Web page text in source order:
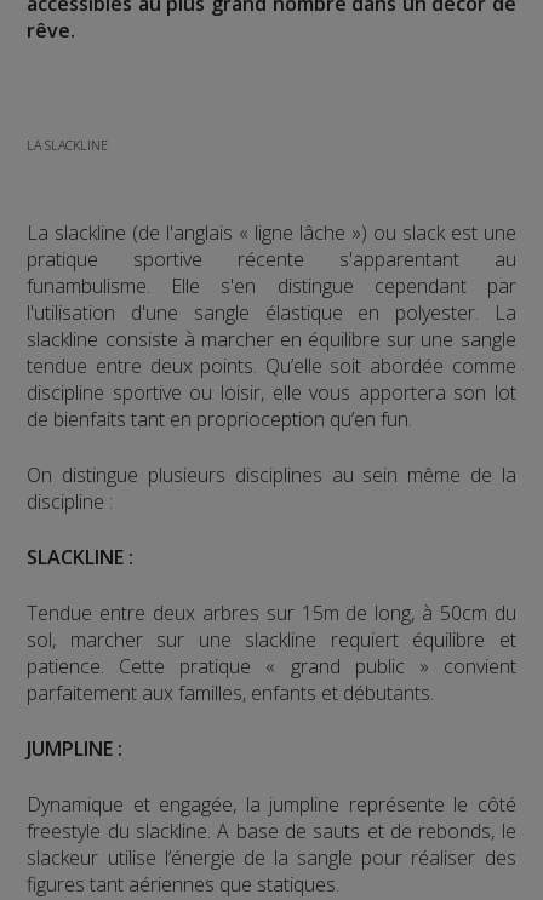
rêve.
LA SLACKLINE
La slackline (de l'anglais « ligne lâche ») ou slack est une
pratique sportive récente s'apparentant au
funambulisme. Elle s'en distingue cependant par
l'utilisation d'une sangle élastique en polyester. La
slackline consiste à marcher en équilibre sur une sangle
tendue entre deux points. Qu’elle soit abordée comme
discipline sportive ou loisir, elle vous apportera son lot
de bienfaits tant en proprioception qu’en fun.
On distingue plusieurs disciplines au sein même de la
discipline :
SLACKLINE :
Tendue entre deux arbres sur 15m de long, à 50cm du
sol, marcher sur une slackline requiert équilibre et
patience. Cette pratique « grand public » convient
parfaitement aux familles, enfants et débutants.
JUMPLINE :
Dynamique et engagée, la jumpline représente le côté
freestyle du slackline. A base de sauts et de rebonds, le
slackeur utilise l’énergie de la sangle pour réaliser des
figures tant aériennes que statiques.